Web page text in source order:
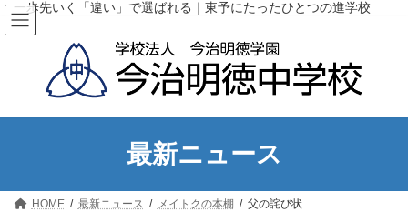
コ
ン
テ
キ
ナ
ビ
ゲ
に
一歩先いく「違い」で選ばれる｜東予にたったひとつの進学校
最新ニュース
HOME 最新ニュース メイトクの本棚 父の詫び状